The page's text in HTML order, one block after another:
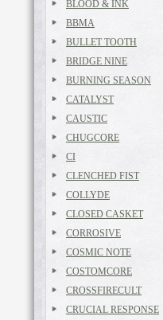
BLOOD & INK
BBMA
BULLET TOOTH
BRIDGE NINE
BURNING SEASON
CATALYST
CAUSTIC
CHUGCORE
CI
CLENCHED FIST
COLLYDE
CLOSED CASKET
CORROSIVE
COSMIC NOTE
COSTOMCORE
CROSSFIRECULT
CRUCIAL RESPONSE